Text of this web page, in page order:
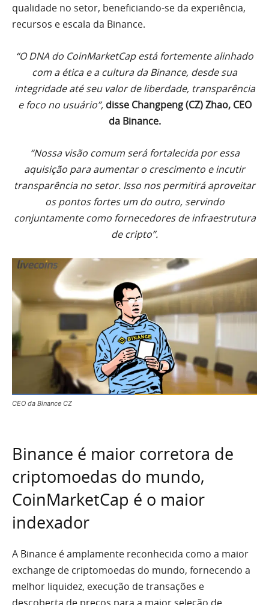
qualidade no setor, beneficiando-se da experiência,
recursos e escala da Binance.
“O DNA do CoinMarketCap está fortemente alinhado
com a ética e a cultura da Binance, desde sua
integridade até seu valor de liberdade, transparência
e foco no usuário”, disse Changpeng (CZ) Zhao, CEO
da Binance.
“Nossa visão comum será fortalecida por essa
aquisição para aumentar o crescimento e incutir
transparência no setor. Isso nos permitirá aproveitar
os pontos fortes um do outro, servindo
conjuntamente como fornecedores de infraestrutura
de cripto”.
CEO da Binance CZ
Binance é maior corretora de
criptomoedas do mundo,
CoinMarketCap é o maior
indexador
A Binance é amplamente reconhecida como a maior
exchange de criptomoedas do mundo, fornecendo a
melhor liquidez, execução de transações e